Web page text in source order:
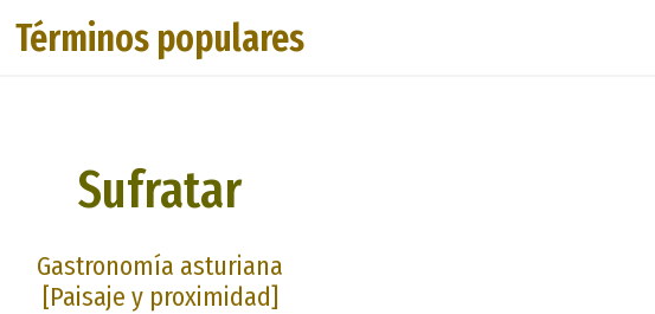
Términos populares
Sufratar
Gastronomía asturiana
[Paisaje y proximidad]